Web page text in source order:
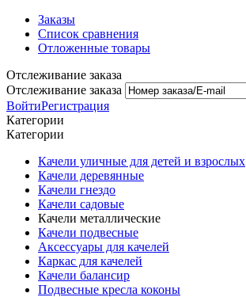
Заказы
Список сравнения
Отложенные товары
Отслеживание заказа
Отслеживание заказа
ВойтиРегистрация
Категории
Категории
Качели уличные для детей и взрослых
Качели деревянные
Качели гнездо
Качели садовые
Качели металлические
Качели подвесные
Аксессуары для качелей
Каркас для качелей
Качели балансир
Подвесные кресла коконы